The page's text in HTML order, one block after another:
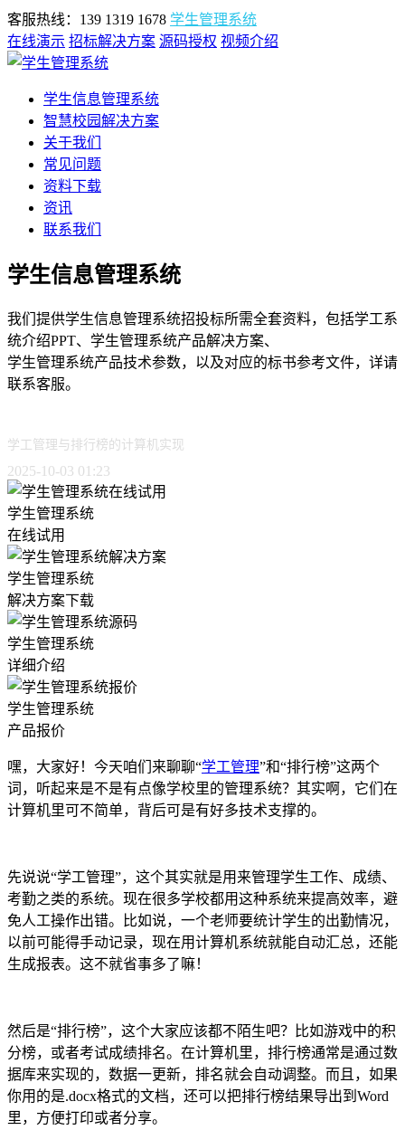
客服热线：139 1319 1678 学生管理系统
在线演示 招标解决方案 源码授权 视频介绍
学生信息管理系统
智慧校园解决方案
关于我们
常见问题
资料下载
资讯
联系我们
学生信息管理系统
我们提供学生信息管理系统招投标所需全套资料，包括学工系
统介绍PPT、学生管理系统产品解决方案、
学生管理系统产品技术参数，以及对应的标书参考文件，详请
联系客服。
学工管理与排行榜的计算机实现
2025-10-03 01:23
学生管理系统
在线试用
学生管理系统
解决方案下载
学生管理系统
详细介绍
学生管理系统
产品报价
嘿，大家好！今天咱们来聊聊“学工管理”和“排行榜”这两个
词，听起来是不是有点像学校里的管理系统？其实啊，它们在
计算机里可不简单，背后可是有好多技术支撑的。
先说说“学工管理”，这个其实就是用来管理学生工作、成绩、
考勤之类的系统。现在很多学校都用这种系统来提高效率，避
免人工操作出错。比如说，一个老师要统计学生的出勤情况，
以前可能得手动记录，现在用计算机系统就能自动汇总，还能
生成报表。这不就省事多了嘛！
然后是“排行榜”，这个大家应该都不陌生吧？比如游戏中的积
分榜，或者考试成绩排名。在计算机里，排行榜通常是通过数
据库来实现的，数据一更新，排名就会自动调整。而且，如果
你用的是.docx格式的文档，还可以把排行榜结果导出到Word
里，方便打印或者分享。